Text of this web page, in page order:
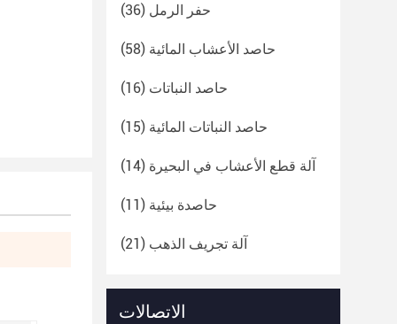
حفر الرمل (36)
حاصد الأعشاب المائية (58)
حاصد النباتات (16)
حاصد النباتات المائية (15)
آلة قطع الأعشاب في البحيرة (14)
حاصدة بيئية (11)
آلة تجريف الذهب (21)
الاتصالات